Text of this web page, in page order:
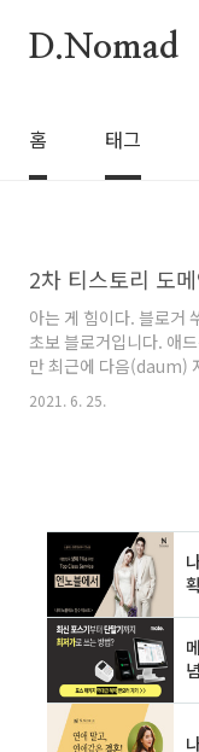
D.Nomad
홈 태그
아는 게 힘이다. 블로거
초보 블로거입니다. 애
만 최근에 다음(daum)
에 저의 블로그가 검색이
글 애드센스 광고 수익이
지향하면서 포스팅을
빙과 같은 검색사이트
하. 지. 만. 이상하게 수
다. 방법을 알았습니다.
제대로 설명하려면 간
야 할 듯합니다. 우선~
그에 '도메인 주소'를
2021. 6. 25.